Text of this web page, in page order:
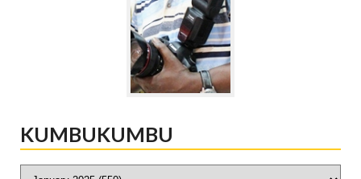
KUMBUKUMBU